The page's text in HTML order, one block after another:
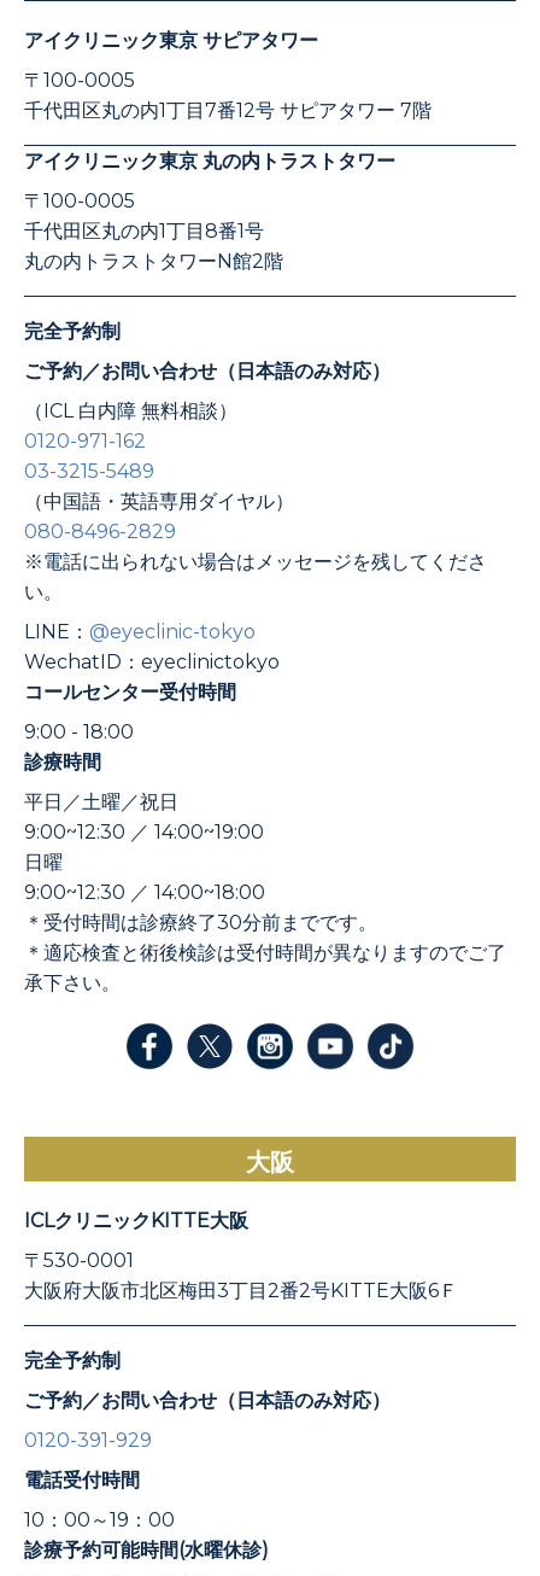
アイクリニック東京 サピアタワー
〒100-0005
千代田区丸の内1丁目7番12号 サピアタワー 7階
アイクリニック東京 丸の内トラストタワー
〒100-0005
千代田区丸の内1丁目8番1号
丸の内トラストタワーN館2階
完全予約制
ご予約／お問い合わせ（日本語のみ対応）
（ICL 白内障 無料相談）
0120-971-162
03-3215-5489
（中国語・英語専用ダイヤル）
080-8496-2829
※電話に出られない場合はメッセージを残してくださ
い。
LINE： @eyeclinic-tokyo
WechatID：eyeclinictokyo
コールセンター受付時間
9:00 - 18:00
診療時間
平日／土曜／祝日
9:00~12:30 ／ 14:00~19:00
日曜
9:00~12:30 ／ 14:00~18:00
＊受付時間は診療終了30分前までです。
＊適応検査と術後検診は受付時間が異なりますのでご了
承下さい。
大阪
ICLクリニックKITTE大阪
〒530-0001
大阪府大阪市北区梅田3丁目2番2号KITTE大阪6Ｆ
完全予約制
ご予約／お問い合わせ（日本語のみ対応）
0120-391-929
電話受付時間
10：00～19：00
診療予約可能時間(水曜休診)